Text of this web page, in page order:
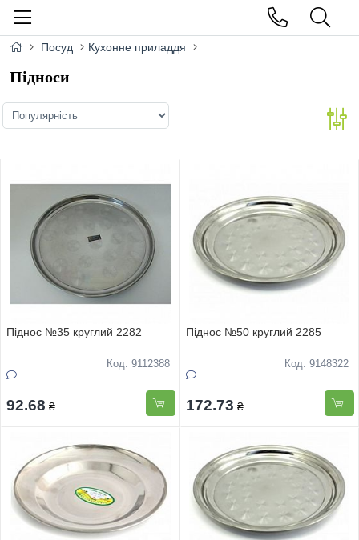
Посуд Кухонне приладдя
Підноси
Піднос №35 круглий 2282
Код: 9112388
92.68 ₴
Піднос №50 круглий 2285
Код: 9148322
172.73 ₴